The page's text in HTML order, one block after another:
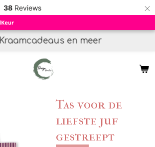
38 Reviews ×
Kraamcadeaus en meer
Tas voor de
liefste juf
gestreept